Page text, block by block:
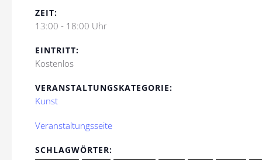
ZEIT:
13:00 - 18:00 Uhr
EINTRITT:
Kostenlos
VERANSTALTUNGSKATEGORIE:
Kunst
Veranstaltungsseite
SCHLAGWÖRTER: